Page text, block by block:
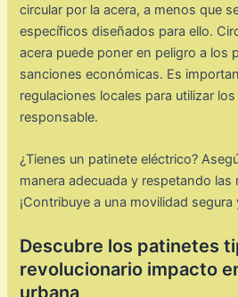
circular por la acera, a menos que
específicos diseñados para ello.
acera puede poner en peligro a los
sanciones económicas. Es
regulaciones locales para utilizar
responsable.
¿Tienes un patinete eléctrico?
manera adecuada y respetando las
¡Contribuye a una movilidad
Descubre los patinetes
revolucionario impacto
urbana